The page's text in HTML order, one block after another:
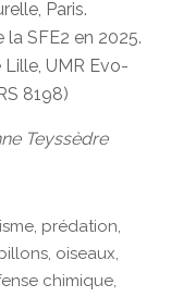
Paris.
la SFE2 en 2025.
Lille, UMR Evo-
8198)
Teyssèdre
prédation,
oiseaux,
chimique,